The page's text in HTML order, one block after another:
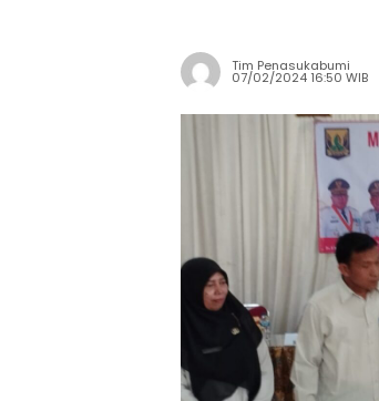
Tim Penasukabumi
07/02/2024 16:50 WIB